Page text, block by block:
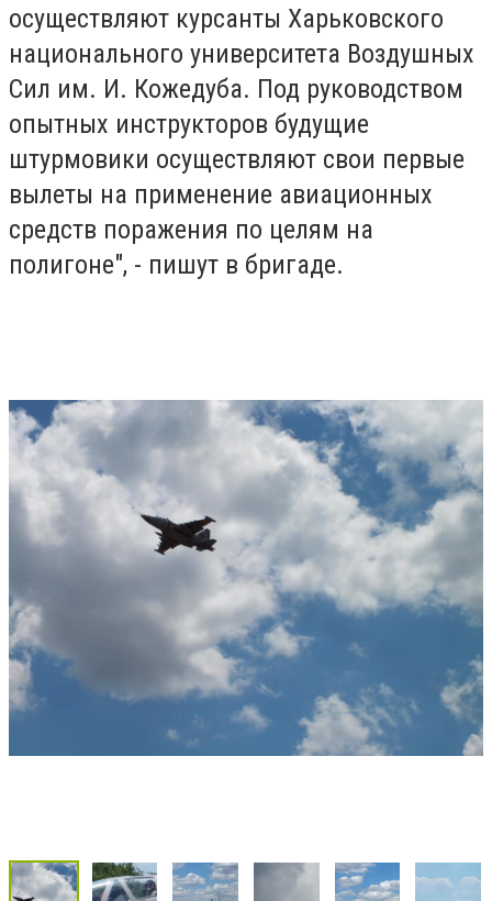
осуществляют курсанты Харьковского
национального университета Воздушных
Сил им. И. Кожедуба. Под руководством
опытных инструкторов будущие
штурмовики осуществляют свои первые
вылеты на применение авиационных
средств поражения по целям на
полигоне", - пишут в бригаде.